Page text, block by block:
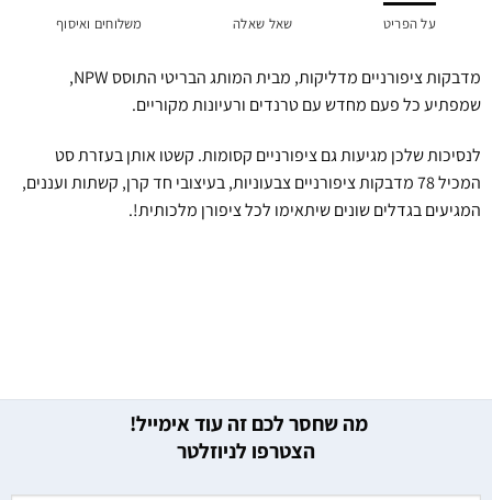
על הפריט שאל שאלה משלוחים ואיסוף
מדבקות ציפורניים מדליקות, מבית המותג הבריטי התוסס NPW,
שמפתיע כל פעם מחדש עם טרנדים ורעיונות מקוריים.
לנסיכות שלכן מגיעות גם ציפורניים קסומות. קשטו אותן בעזרת סט
המכיל 78 מדבקות ציפורניים צבעוניות, בעיצובי חד קרן, קשתות ועננים,
המגיעים בגדלים שונים שיתאימו לכל ציפורן מלכותית!.
מה שחסר לכם זה עוד אימייל!
הצטרפו לניוזלטר